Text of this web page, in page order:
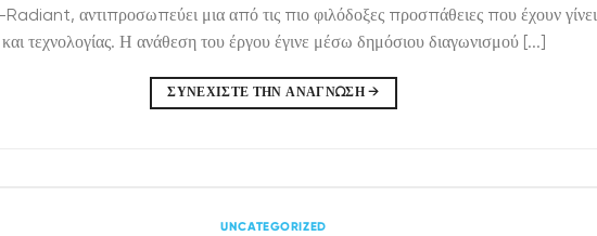
αντιπροσωπεύει μια από τις πιο φιλόδοξες προσπάθειες που έχουν
τεχνολογίας. Η ανάθεση του έργου έγινε μέσω δημόσιου διαγωνισμού [...]
ΣΥΝΕΧΊΣΤΕ ΤΗΝ ΑΝΆΓΝΩΣΗ→
UNCATEGORIZED